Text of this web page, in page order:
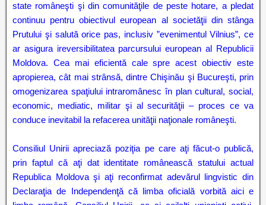
state româneşti şi din comunităţile de peste hotare, a pledat
continuu pentru obiectivul european al societăţii din stânga
Prutului şi salută orice pas, inclusiv ”evenimentul Vilnius”, ce
ar asigura ireversibilitatea parcursului european al Republicii
Moldova. Cea mai eficientă cale spre acest obiectiv este
apropierea, cât mai strânsă, dintre Chişinău şi Bucureşti, prin
omogenizarea spaţiului intraromânesc în plan cultural, social,
economic, mediatic, militar şi al securităţii – proces ce va
conduce inevitabil la refacerea unităţii naţionale româneşti.
Consiliul Unirii apreciază poziţia pe care aţi făcut-o publică,
prin faptul că aţi dat identitate românească statului actual
Republica Moldova şi aţi reconfirmat adevărul lingvistic din
Declaraţia de Independenţă că limba oficială vorbită aici e